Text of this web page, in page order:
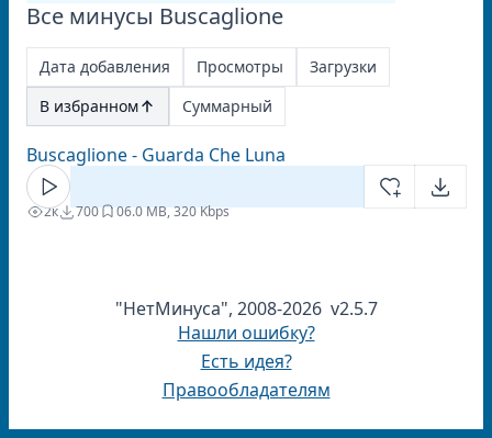
Все минусы Buscaglione
Дата добавления Просмотры
Загрузки
В избранном
Суммарный
Buscaglione - Guarda Che Luna
2к 700 06.0 MB, 320 Kbps
"НетМинуса", 2008-2026 v2.5.7
Нашли ошибку?
Есть идея?
Правообладателям